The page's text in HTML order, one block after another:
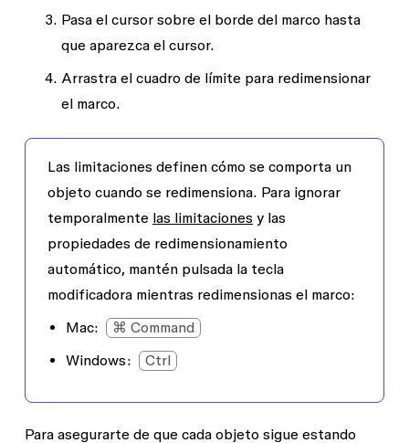
Pasa el cursor sobre el borde del marco hasta
que aparezca el cursor.
Arrastra el cuadro de límite para redimensionar
el marco.
Las limitaciones definen cómo se comporta un
objeto cuando se redimensiona. Para ignorar
temporalmente las limitacionesy las
propiedades de redimensionamiento
automático, mantén pulsada la tecla
modificadora mientras redimensionas el marco:
Mac:
⌘ Command
Windows:
Ctrl
Para asegurarte de que cada objeto sigue estando